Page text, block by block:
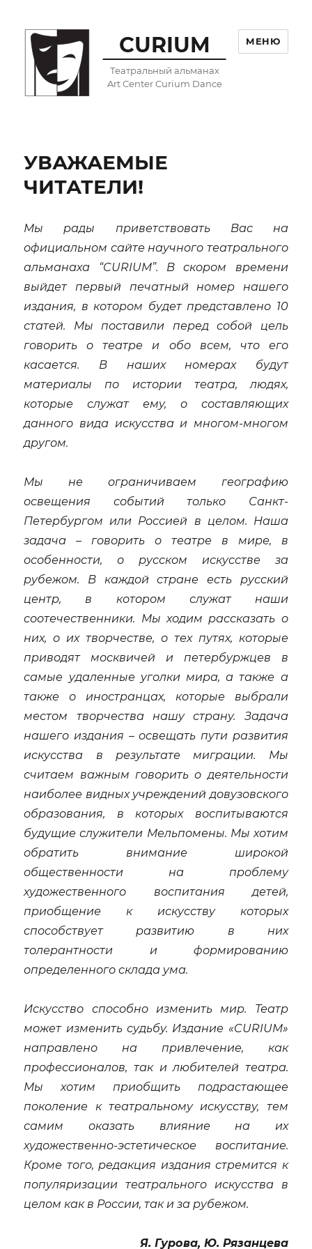
CURIUM
Театральный альманах
Art Center Curium Dance
МЕНЮ
УВАЖАЕМЫЕ
ЧИТАТЕЛИ!
Мы рады приветствовать Вас на
официальном сайте научного театрального
альманаха “CURIUM”. В скором времени
выйдет первый печатный номер нашего
издания, в котором будет представлено 10
статей. Мы поставили перед собой цель
говорить о театре и обо всем, что его
касается. В наших номерах будут
материалы по истории театра, людях,
которые служат ему, о составляющих
данного вида искусства и многом-многом
другом.
Мы не ограничиваем географию
освещения событий только Санкт-
Петербургом или Россией в целом. Наша
задача – говорить о театре в мире, в
особенности, о русском искусстве за
рубежом. В каждой стране есть русский
центр, в котором служат наши
соотечественники. Мы ходим рассказать о
них, о их творчестве, о тех путях, которые
приводят москвичей и петербуржцев в
самые удаленные уголки мира, а также а
также о иностранцах, которые выбрали
местом творчества нашу страну. Задача
нашего издания – освещать пути развития
искусства в результате миграции. Мы
считаем важным говорить о деятельности
наиболее видных учреждений довузовского
образования, в которых воспитываются
будущие служители Мельпомены. Мы хотим
обратить внимание широкой
общественности на проблему
художественного воспитания детей,
приобщение к искусству которых
способствует развитию в них
толерантности и формированию
определенного склада ума.
Искусство способно изменить мир. Театр
может изменить судьбу. Издание «CURIUM»
направлено на привлечение, как
профессионалов, так и любителей театра.
Мы хотим приобщить подрастающее
поколение к театральному искусству, тем
самим оказать влияние на их
художественно-эстетическое воспитание.
Кроме того, редакция издания стремится к
популяризации театрального искусства в
целом как в России, так и за рубежом.
Я. Гурова, Ю. Рязанцева